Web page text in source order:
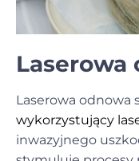
Laserowa
Laserowa odnowa
wykorzystujący
inwazyjnego